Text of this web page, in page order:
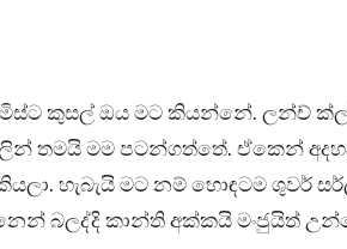
කුසල් ඔය මට කියන්නේ. ලන්ච්
තමයි මම පටන්ගත්තේ. ඒකෙන්
හැබැයි මට නම් හොඳටම ශුවර්
බලද්දි කාන්ති අක්කයි මංජුයිත්